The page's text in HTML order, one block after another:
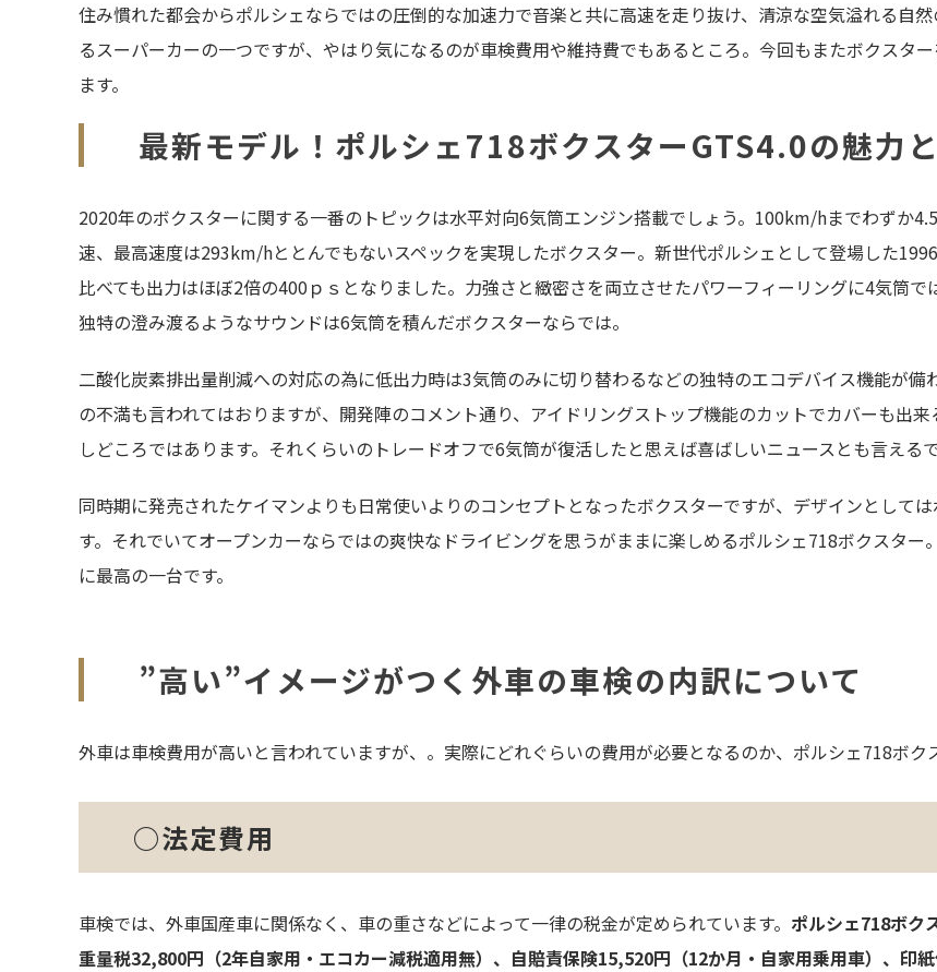
住み慣れた都会からポルシェならではの圧倒的な加速力で音楽と共に高速を走り抜け、清涼な空気溢れる自
るスーパーカーの一つですが、やはり気になるのが車検費用や維持費でもあるところ。今回もまたボクスタ
ます。
最新モデル！ポルシェ718ボクスターGTS4.0の魅力と
2020年のボクスターに関する一番のトピックは水平対向6気筒エンジン搭載でしょう。100km/hまでわずか
速、最高速度は293km/hととんでもないスペックを実現したボクスター。新世代ポルシェとして登場した
比べても出力はほぼ2倍の400ｐｓとなりました。力強さと緻密さを両立させたパワーフィーリングに4気筒で
独特の澄み渡るようなサウンドは6気筒を積んだボクスターならでは。
二酸化炭素排出量削減への対応の為に低出力時は3気筒のみに切り替わるなどの独特のエコデバイス機能が備
の不満も言われてはおりますが、開発陣のコメント通り、アイドリングストップ機能のカットでカバーも出来
しどころではあります。それくらいのトレードオフで6気筒が復活したと思えば喜ばしいニュースとも言えるで
同時期に発売されたケイマンよりも日常使いよりのコンセプトとなったボクスターですが、デザインとして
す。それでいてオープンカーならではの爽快なドライビングを思うがままに楽しめるポルシェ718ボクスタ
に最高の一台です。
”高い”イメージがつく外車の車検の内訳について
外車は車検費用が高いと言われていますが、。実際にどれぐらいの費用が必要となるのか、ポルシェ718ボク
○法定費用
車検では、外車国産車に関係なく、車の重さなどによって一律の税金が定められています。 ポルシェ718ボク
重量税32,800円（2年自家用・エコカー減税適用無）、自賠責保険15,520円（12か月・自家用乗用車）、印